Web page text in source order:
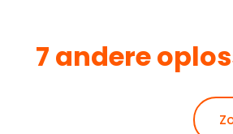
7 andere